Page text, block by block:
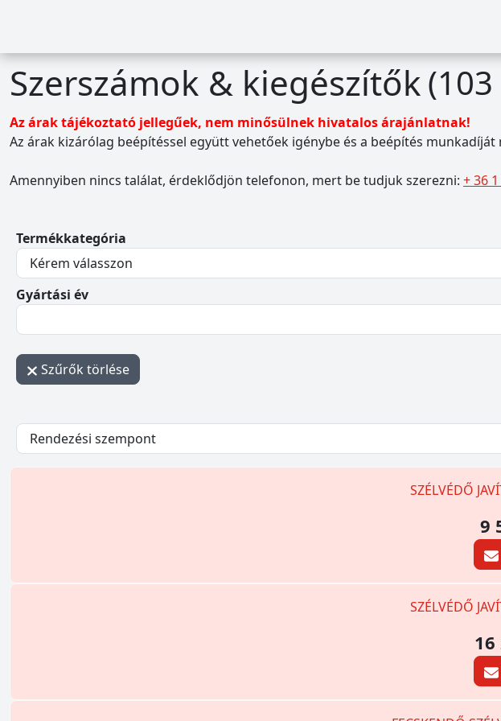
Szerszámok & kiegészítők
Az árak tájékoztató jellegűek, nem minősülnek hivatalos árajánlatnak!
Az árak kizárólag beépítéssel együtt vehetőek igénybe és a beépítés
Amennyiben nincs találat, érdeklődjön telefonon, mert be tudjuk szerezni: + 36
Termékkategória
Gyártási év
Szűrők törlése
- - filter_submit - -
SZÉLVÉDŐ
9
SZÉLVÉDŐ
16